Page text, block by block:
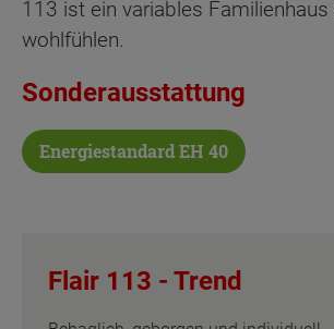
113 ist ein variables Familienhaus
wohlfühlen.
Sonderausstattung
Energiestandard EH 40
Flair 113 - Trend